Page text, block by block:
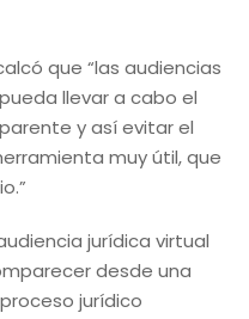
que “las audiencias
llevar a cabo el
y así evitar el
muy útil, que
jurídica virtual
desde una
jurídico